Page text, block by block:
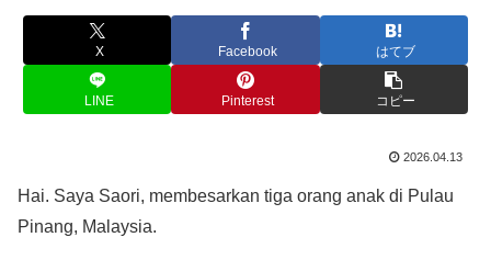
X Facebook はてブ
LINE Pinterest コピー
2026.04.13
Hai. Saya Saori, membesarkan tiga orang anak di Pulau
Pinang, Malaysia.